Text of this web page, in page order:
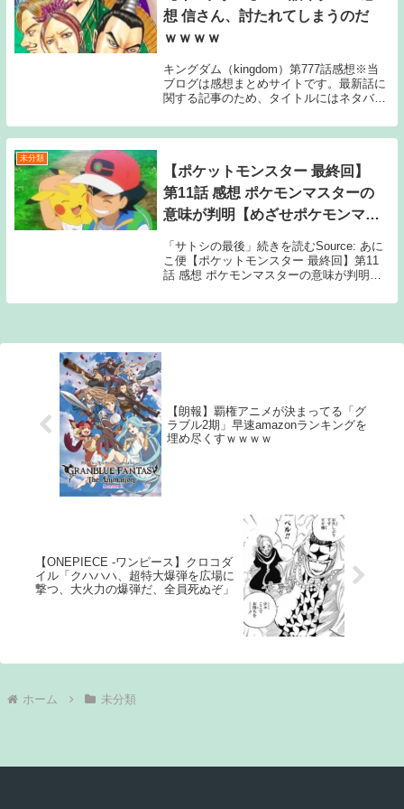
想 信さん、討たれてしまうのだ
ｗｗｗｗ
キングダム（kingdom）第777話感想※当
ブログは感想まとめサイトです。最新話に
関する記事のため、タイトルにはネタバレ
フ書きおこしやスクリーンショットの画像
等、内容の詳細に触れる情報は一切公開し
未分類
【ポケットモンスター 最終回】
第11話 感想 ポケモンマスターの
意味が判明【めざせポケモンマス
「サトシの最後」続きを読むSource: あに
こ便【ポケットモンスター 最終回】第11
話 感想 ポケモンマスターの意味が判明
【朗報】覇権アニメが決まってる「グ
ラブル2期」早速amazonランキングを
埋め尽くすｗｗｗｗ
【ONEPIECE -ワンピース】クロコダ
イル「クハハハ、超特大爆弾を広場に
撃つ、大火力の爆弾だ、全員死ぬぞ」
ホーム 未分類